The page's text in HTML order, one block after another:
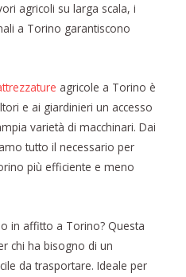
agricoli su larga scala, i
a Torino garantiscono
agricole a Torino è
e ai giardinieri un accesso
varietà di macchinari. Dai
tutto il necessario per
più efficiente e meno
in affitto a Torino? Questa
chi ha bisogno di un
da trasportare. Ideale per